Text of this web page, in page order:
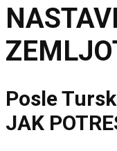
Posle
JAK